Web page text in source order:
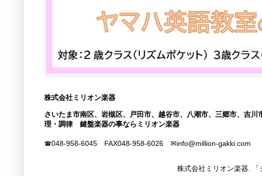
株式会社ミリオン楽器
さいたま市南区、岩槻区、戸田市、越谷市、八潮市、三郷市、
理・調律 鍵盤楽器の事ならミリオン楽器
☎048-958-6045 FAX048-958-6026 ✉info@million-gakki.com
株式会社ミリオン楽器.